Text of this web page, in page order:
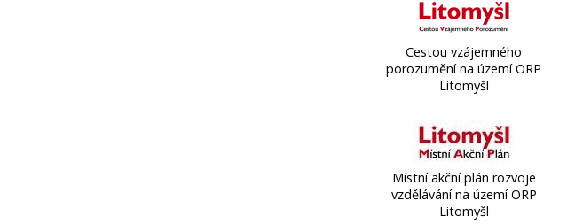
Cestou vzájemného
porozumění na území ORP
Litomyšl
Místní akční plán rozvoje
vzdělávání na území ORP
Litomyšl